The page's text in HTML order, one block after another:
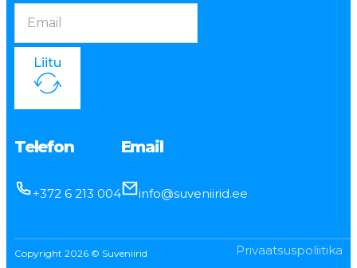
Liitu
Telefon
+372 6 213 004
Email
info@suveniirid.ee
Copyright 2026 © Suveniirid Privaatsuspoliitika